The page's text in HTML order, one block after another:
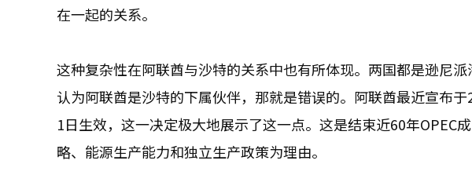
在一起的关系。
这种复杂性在阿联酋与沙特的关系中也有所体现。两国都是逊尼
认为阿联酋是沙特的下属伙伴，那就是错误的。阿联酋最近宣布
1日生效，这一决定极大地展示了这一点。这是结束近60年OPEC
略、能源生产能力和独立生产政策为理由。